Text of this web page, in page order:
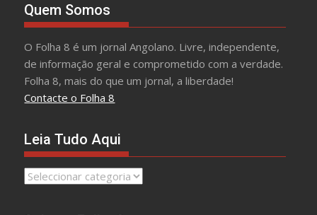
Quem Somos
O Folha 8 é um jornal Angolano. Livre, independente,
de informação geral e comprometido com a verdade.
Folha 8, mais do que um jornal, a liberdade!
Contacte o Folha 8
Leia Tudo Aqui
Leia